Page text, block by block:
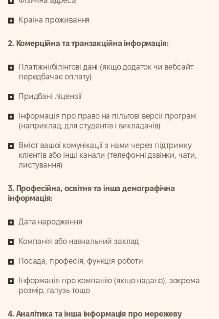
Країна проживання
2. Комерційна та транзакційна інформація:
Платіжні/білінгові дані (якщо додаток чи вебсайт
передбачає оплату)
Придбані ліцензії
Інформація про право на пільгові версії програм
(наприклад, для студентів і викладачів)
Вміст вашої комунікації з нами через підтримку
клієнтів або інші канали (телефонні дзвінки, чати,
листування)
3. Професійна, освітня та інша демографічна
інформація:
Дата народження
Компанія або навчальний заклад
Посада, професія, функція роботи
Інформація про компанію (якщо надано), зокрема
розмір, галузь тощо
4. Аналітика та інша інформація про мережеву